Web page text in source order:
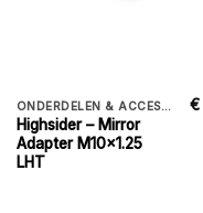
ONDERDELEN & ACCESSORIES
Highsider – Mirror
Adapter M10x1.25
LHT
€